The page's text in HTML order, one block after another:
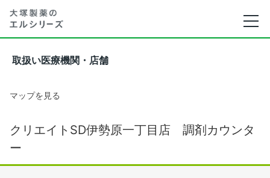
取扱い医療機関・店舗
マップを見る
クリエイトSD伊勢原一丁目店 調剤カウンタ
ー